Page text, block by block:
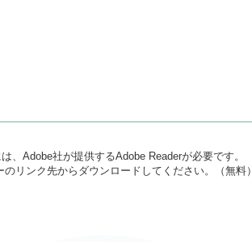
、Adobe社が提供するAdobe Readerが必要です。
リンク先からダウンロードしてください。（無料）